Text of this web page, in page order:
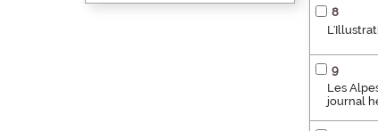
8
9
Les
journal